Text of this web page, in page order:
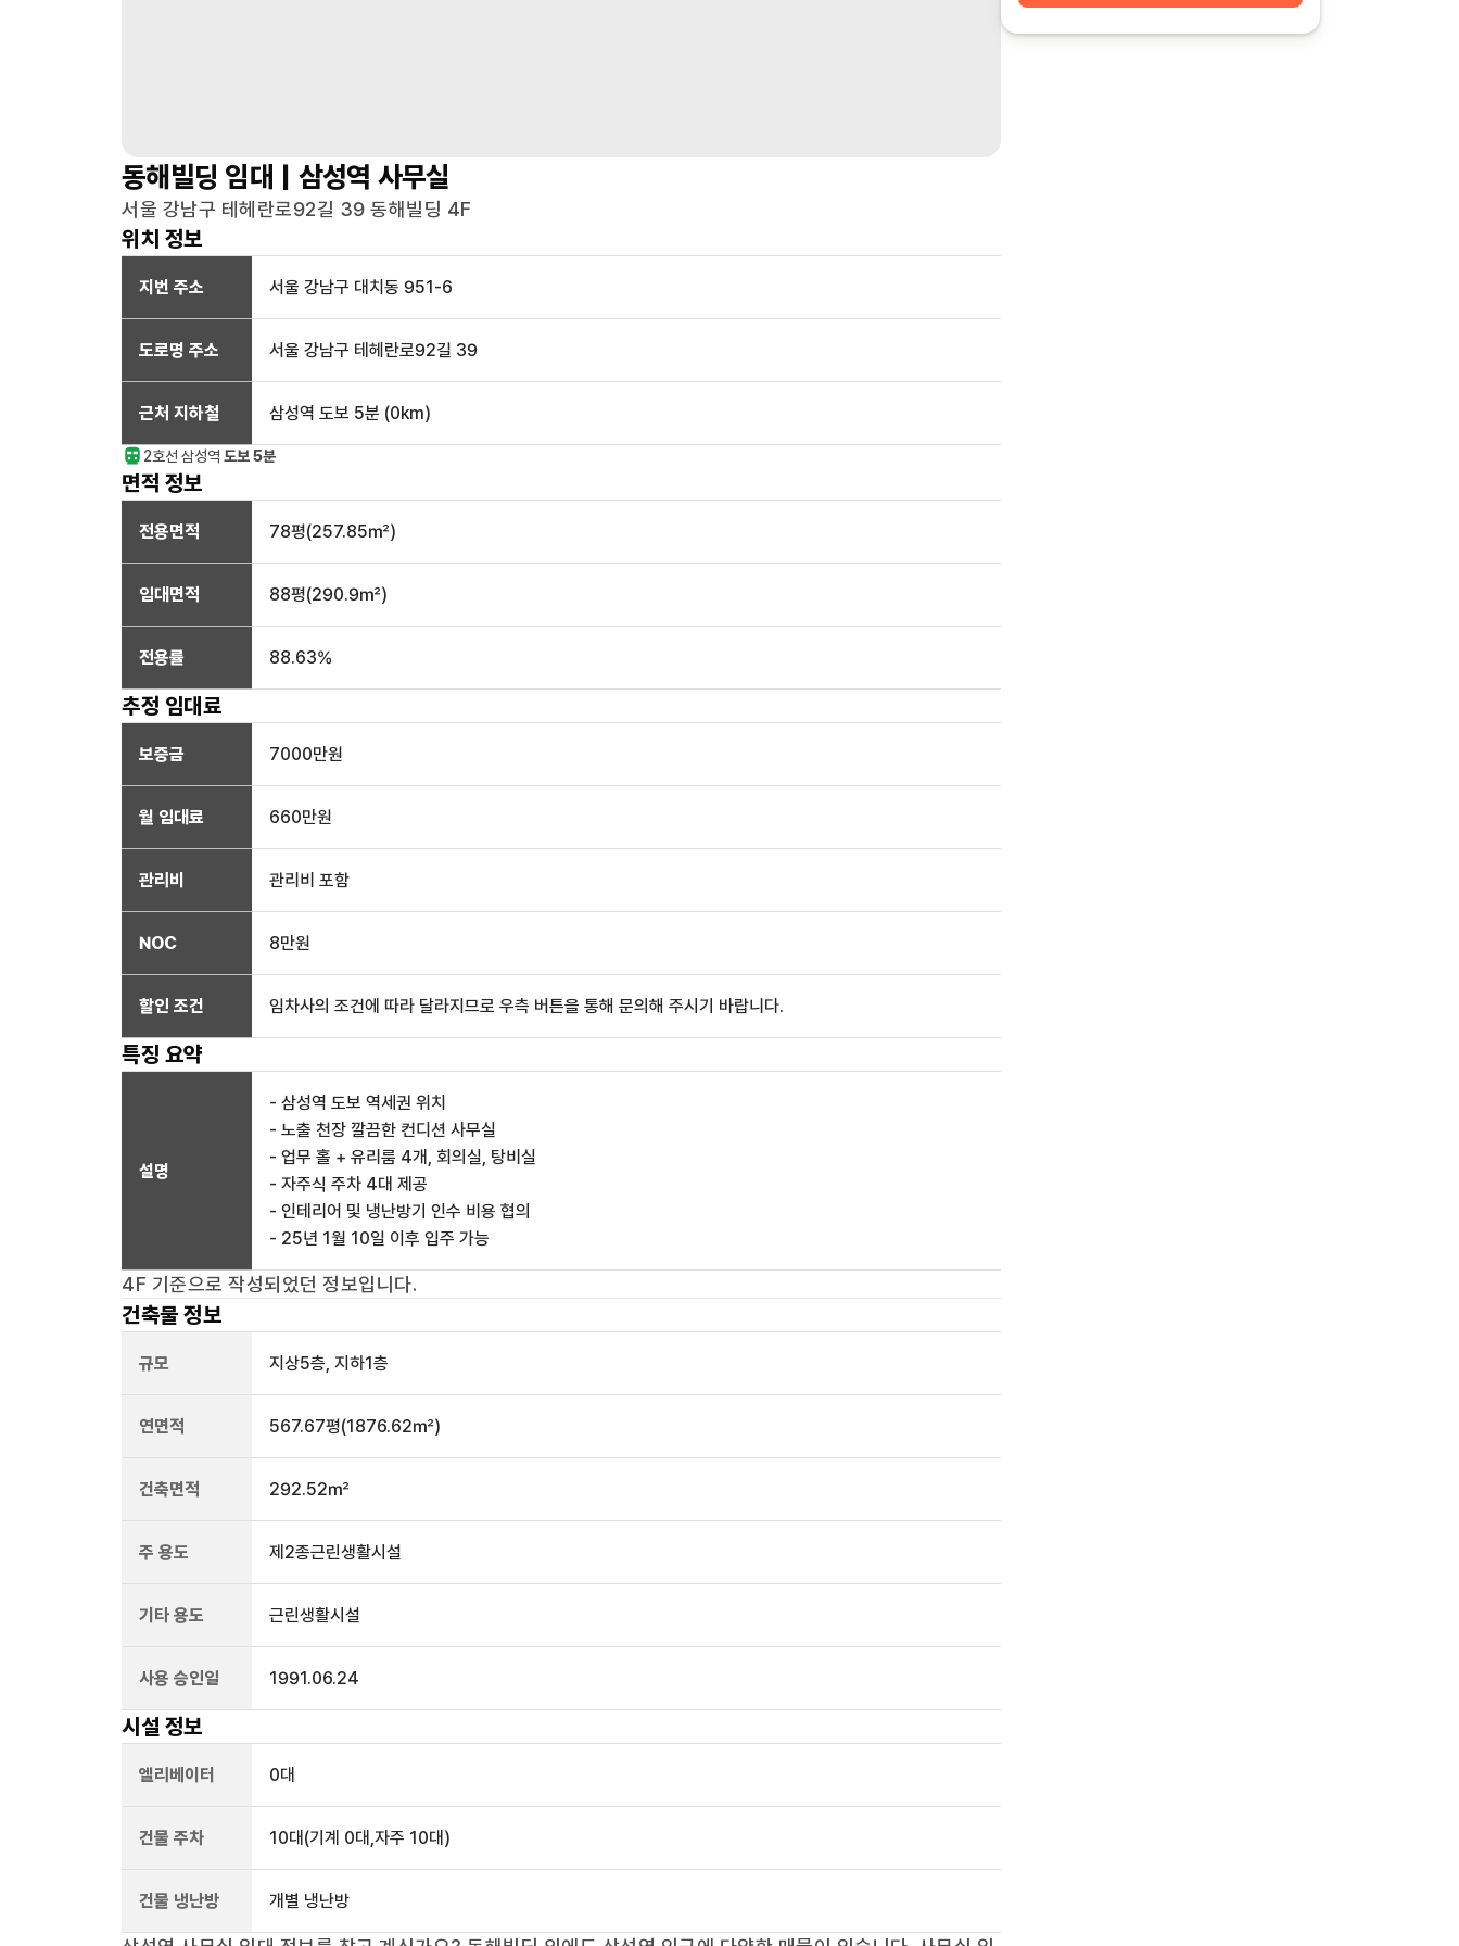
동해빌딩 임대 | 삼성역 사무실
서울 강남구 테헤란로92길 39 동해빌딩 4F
위치 정보
지번 주소 서울 강남구 대치동 951-6
도로명 주소 서울 강남구 테헤란로92길 39
근처 지하철 삼성역 도보 5분 (0km)
2호선 삼성역 도보 5분
면적 정보
전용면적 78평(257.85㎡)
임대면적 88평(290.9㎡)
전용률 88.63%
추정 임대료
보증금 7000만원
월 임대료 660만원
관리비 관리비 포함
NOC 8만원
할인 조건 임차사의 조건에 따라 달라지므로 우측 버튼을 통해 문의해 주시기 바랍니다.
특징 요약
설명
- 삼성역 도보 역세권 위치
- 노출 천장 깔끔한 컨디션 사무실
- 업무 홀 + 유리룸 4개, 회의실, 탕비실
- 자주식 주차 4대 제공
- 인테리어 및 냉난방기 인수 비용 협의
- 25년 1월 10일 이후 입주 가능
4F 기준으로 작성되었던 정보입니다.
건축물 정보
규모 지상5층, 지하1층
연면적 567.67평(1876.62㎡)
건축면적 292.52㎡
주 용도 제2종근린생활시설
기타 용도 근린생활시설
사용 승인일 1991.06.24
시설 정보
엘리베이터 0대
건물 주차 10대 (기계 0대,자주 10대)
건물 냉난방 개별 냉난방